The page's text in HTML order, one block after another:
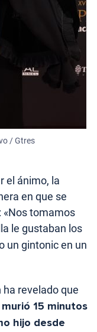
/ Gtres
el ánimo, la
en que se
«Nos tomamos
le gustaban los
un gintonic en un
ha revelado que
15 minutos
hijo desde